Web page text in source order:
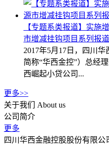
【专题系类报道】实
市增减挂钩项目系列报道
2017年5月17日，四川
简称“华西金控”）总经
西崛起小贷公司...
更多>>
关于我们
About us
公司简介
更多
四川华西金融控股股份有限